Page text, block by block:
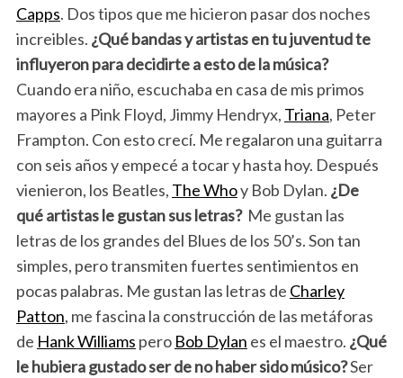
Capps. Dos tipos que me hicieron pasar dos noches
increibles. ¿Qué bandas y artistas en tu juventud te
influyeron para decidirte a esto de la música?
Cuando era niño, escuchaba en casa de mis primos
mayores a Pink Floyd, Jimmy Hendryx, Triana, Peter
Frampton. Con esto crecí. Me regalaron una guitarra
con seis años y empecé a tocar y hasta hoy. Después
vienieron, los Beatles, The Whoy Bob Dylan. ¿De
qué artistas le gustan sus letras? Me gustan las
letras de los grandes del Blues de los 50’s. Son tan
simples, pero transmiten fuertes sentimientos en
pocas palabras. Me gustan las letras de Charley
Patton, me fascina la construcción de las metáforas
de Hank Williams pero Bob Dylan es el maestro. ¿Qué
le hubiera gustado ser de no haber sido músico?Ser